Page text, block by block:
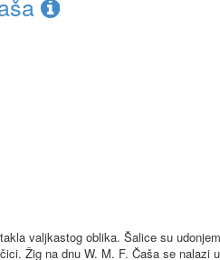
valjkastog oblika. Šalice su
Žig na dnu W. M. F. Čaša se